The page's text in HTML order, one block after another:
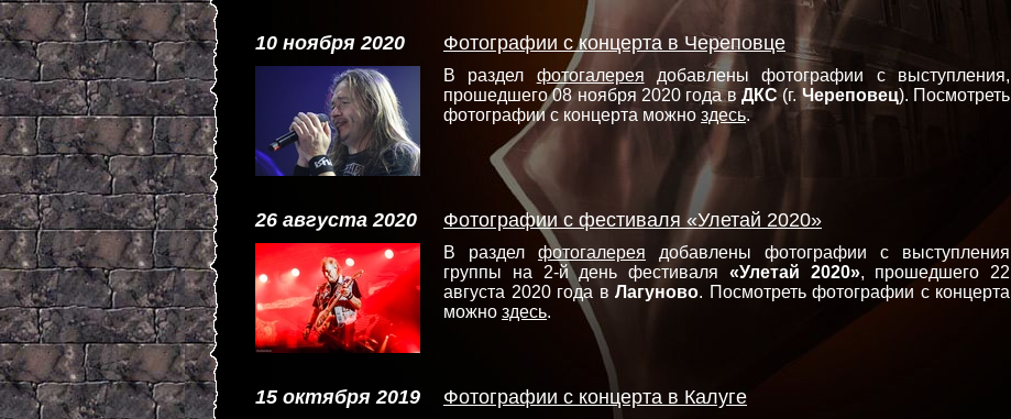
10 ноября 2020 Фотографии с концерта в Череповце
В раздел фотогалерея добавлены фотографии с выступления,
прошедшего 08 ноября 2020 года вДКС(г. Череповец). Посмотреть
фотографии с концерта можно здесь.
26 августа 2020 Фотографии с фестиваля «Улетай 2020»
В раздел фотогалерея добавлены фотографии с выступления
группы на 2-й день фестиваля «Улетай 2020», прошедшего 22
августа 2020 года в Лагуново. Посмотреть фотографии с концерта
можно здесь.
15 октября 2019 Фотографии с концерта в Калуге